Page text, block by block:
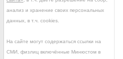
анализ и хранение своих персональных
данных, в т.ч. cookies.
На сайте могут содержаться ссылки на
СМИ, физлиц включённые Минюстом в